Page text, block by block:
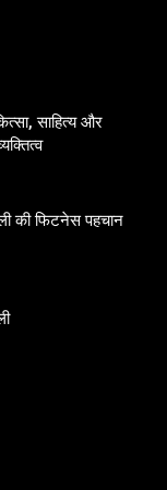
साहित्य और
की फिटनेस पहचान